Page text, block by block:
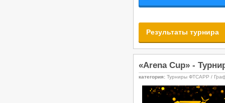
Результаты турнира
«Arena Cup» -
категория: Турниры ФТСАРР /